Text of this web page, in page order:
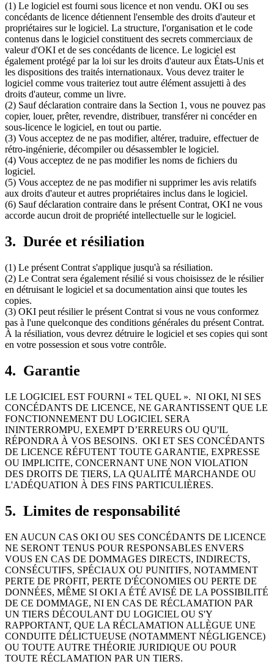
(1) Le logiciel est fourni sous licence et non vendu. OKI ou ses
concédants de licence détiennent l'ensemble des droits d'auteur et
propriétaires sur le logiciel. La structure, l'organisation et le code
contenus dans le logiciel constituent des secrets commerciaux de
valeur d'OKI et de ses concédants de licence. Le logiciel est
également protégé par la loi sur les droits d'auteur aux États-Unis et
les dispositions des traités internationaux. Vous devez traiter le
logiciel comme vous traiteriez tout autre élément assujetti à des
droits d'auteur, comme un livre.
(2) Sauf déclaration contraire dans la Section 1, vous ne pouvez pas
copier, louer, prêter, revendre, distribuer, transférer ni concéder en
sous-licence le logiciel, en tout ou partie.
(3) Vous acceptez de ne pas modifier, altérer, traduire, effectuer de
rétro-ingénierie, décompiler ou désassembler le logiciel.
(4) Vous acceptez de ne pas modifier les noms de fichiers du
logiciel.
(5) Vous acceptez de ne pas modifier ni supprimer les avis relatifs
aux droits d'auteur et autres propriétaires inclus dans le logiciel.
(6) Sauf déclaration contraire dans le présent Contrat, OKI ne vous
accorde aucun droit de propriété intellectuelle sur le logiciel.
3. Durée et résiliation
(1) Le présent Contrat s'applique jusqu'à sa résiliation.
(2) Le Contrat sera également résilié si vous choisissez de le résilier
en détruisant le logiciel et sa documentation ainsi que toutes les
copies.
(3) OKI peut résilier le présent Contrat si vous ne vous conformez
pas à l'une quelconque des conditions générales du présent Contrat.
À la résiliation, vous devrez détruire le logiciel et ses copies qui sont
en votre possession et sous votre contrôle.
4. Garantie
LE LOGICIEL EST FOURNI « TEL QUEL ». NI OKI, NI SES
CONCÉDANTS DE LICENCE, NE GARANTISSENT QUE LE
FONCTIONNEMENT DU LOGICIEL SERA
ININTERROMPU, EXEMPT D’ERREURS OU QU'IL
RÉPONDRA À VOS BESOINS. OKI ET SES CONCÉDANTS
DE LICENCE RÉFUTENT TOUTE GARANTIE, EXPRESSE
OU IMPLICITE, CONCERNANT UNE NON VIOLATION
DES DROITS DE TIERS, LA QUALITÉ MARCHANDE OU
L'ADÉQUATION À DES FINS PARTICULIÈRES.
5. Limites de responsabilité
EN AUCUN CAS OKI OU SES CONCÉDANTS DE LICENCE
NE SERONT TENUS POUR RESPONSABLES ENVERS
VOUS EN CAS DE DOMMAGES DIRECTS, INDIRECTS,
CONSÉCUTIFS, SPÉCIAUX OU PUNITIFS, NOTAMMENT
PERTE DE PROFIT, PERTE D'ÉCONOMIES OU PERTE DE
DONNÉES, MÊME SI OKI A ÉTÉ AVISÉ DE LA POSSIBILITÉ
DE CE DOMMAGE, NI EN CAS DE RÉCLAMATION PAR
UN TIERS DÉCOULANT DU LOGICIEL OU S'Y
RAPPORTANT, QUE LA RÉCLAMATION ALLÈGUE UNE
CONDUITE DÉLICTUEUSE (NOTAMMENT NÉGLIGENCE)
OU TOUTE AUTRE THÉORIE JURIDIQUE OU POUR
TOUTE RÉCLAMATION PAR UN TIERS.